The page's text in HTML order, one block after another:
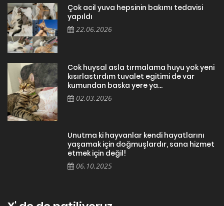
Çok acil yuva hepsinin bakımı tedavisi
yapıldı
22.06.2026
Cok huysal asla tırmalama huyu yok yeni
kısırlastırdım tuvalet egitimi de var
kumundan baska yere ya...
02.03.2026
Unutma ki hayvanlar kendi hayatlarını
yaşamak için doğmuşlardır, sana hizmet
etmek için değil!
06.10.2025